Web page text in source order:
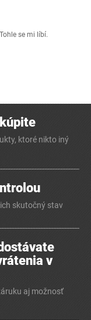
se mi líbí.
ktoré nikto iný
skutočný stav
v
aj možnosť